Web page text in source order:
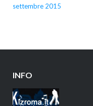
settembre 2015
INFO